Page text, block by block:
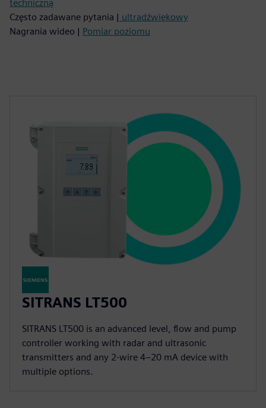
techniczną
Często zadawane pytania | ultradźwiękowy
Nagrania wideo | Pomiar poziomu
SITRANS LT500
SITRANS LT500 is an advanced level, flow and pump
controller working with radar and ultrasonic
transmitters and any 2-wire 4–20 mA device with
multiple options.